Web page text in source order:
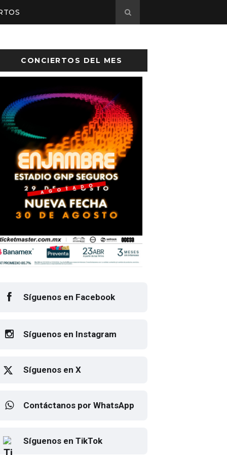
CONCIERTOS DEL MES
Síguenos en Facebook
Síguenos en Instagram
Síguenos en X
Contáctanos por WhatsApp
Síguenos en TikTok
Elton John regresa a CDMX
para despedirse en el Estadio